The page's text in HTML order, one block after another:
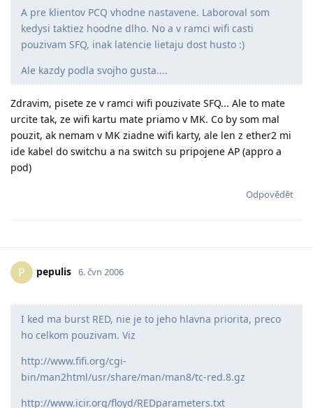
A pre klientov PCQ vhodne nastavene. Laboroval som
kedysi taktiez hoodne dlho. No a v ramci wifi casti
pouzivam SFQ, inak latencie lietaju dost husto :)
Ale kazdy podla svojho gusta....
Zdravim, pisete ze v ramci wifi pouzivate SFQ... Ale to mate
urcite tak, ze wifi kartu mate priamo v MK. Co by som mal
pouzit, ak nemam v MK ziadne wifi karty, ale len z ether2 mi
ide kabel do switchu a na switch su pripojene AP (appro a
pod)
Odpovědět
P pepulis 6. čvn 2006
I ked ma burst RED, nie je to jeho hlavna priorita, preco
ho celkom pouzivam. Viz
http://www.fifi.org/cgi-
bin/man2html/usr/share/man/man8/tc-red.8.gz
http://www.icir.org/floyd/REDparameters.txt